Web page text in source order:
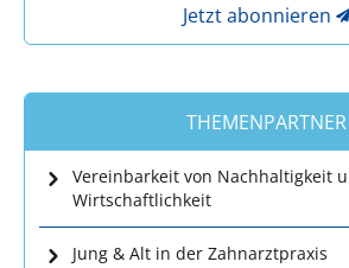
Jetzt abonnieren
THEMENPARTNER
Vereinbarkeit von Nachhaltigkeit
Wirtschaftlichkeit
Jung & Alt in der Zahnarztpraxis